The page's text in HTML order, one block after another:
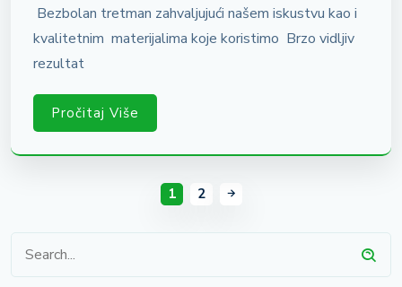
Bezbolan tretman zahvaljujući našem iskustvu kao i
kvalitetnim materijalima koje koristimo Brzo vidljiv
rezultat
Pročitaj Više
1 2